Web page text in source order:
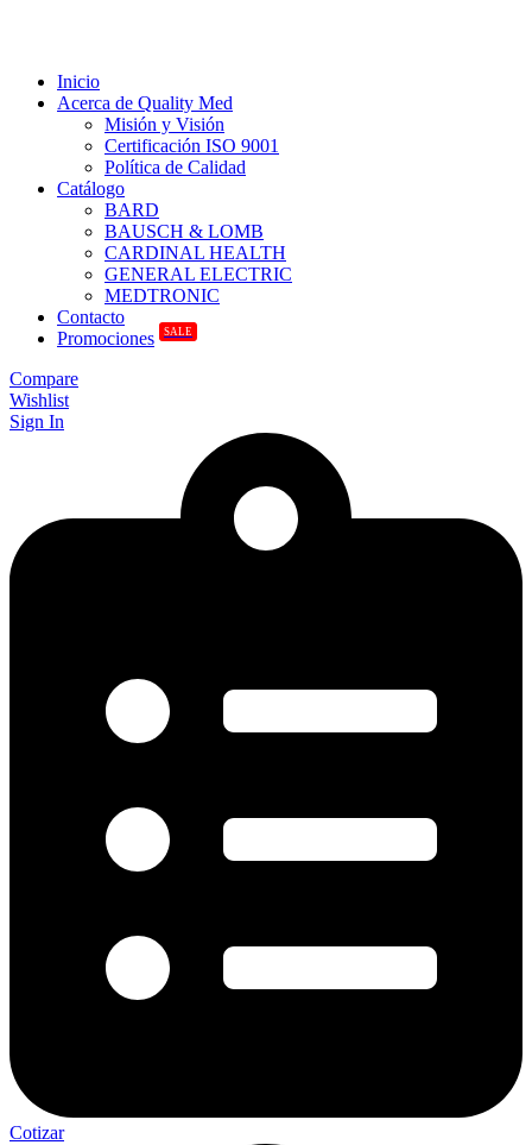
Inicio
Acerca de Quality Med
Misión y Visión
Certificación ISO 9001
Política de Calidad
Catálogo
BARD
BAUSCH & LOMB
CARDINAL HEALTH
GENERAL ELECTRIC
MEDTRONIC
Contacto
Promociones
SALE
Compare
Wishlist
Sign In
Cotizar